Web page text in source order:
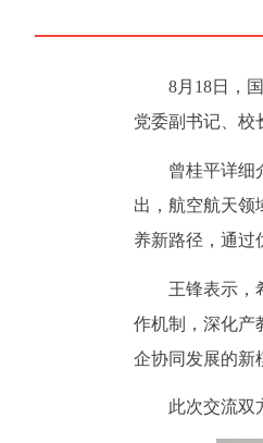
8月18日，
党委副书记、校
曾桂平详细
出，航空航天领
养新路径，通过
王锋表示，
作机制，深化产
企协同发展的新
此次交流双